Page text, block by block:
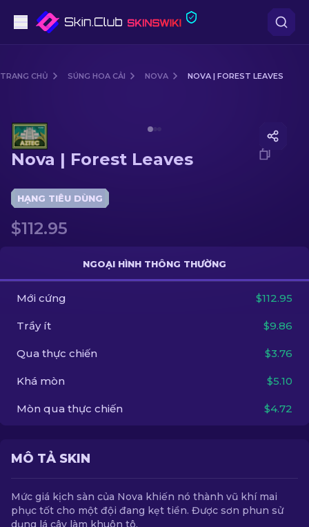
Súng trường
Súng trường Bắn tỉa
Dao
Găng tay
Khác
TRANG CHỦ SÚNG HOA CẢI NOVA NOVA | FOREST LEAVES
Nova | Forest Leaves
HẠNG TIÊU DÙNG
$112.95
NGOẠI HÌNH THÔNG THƯỜNG
Mới cứng $112.95
Trầy ít $9.86
Qua thực chiến $3.76
Khá mòn $5.10
Mòn qua thực chiến $4.72
MÔ TẢ SKIN
Mức giá kịch sàn của Nova khiến nó thành vũ khí mai
phục tốt cho một đội đang kẹt tiền. Được sơn phun sử
dụng lá cây làm khuôn tô.